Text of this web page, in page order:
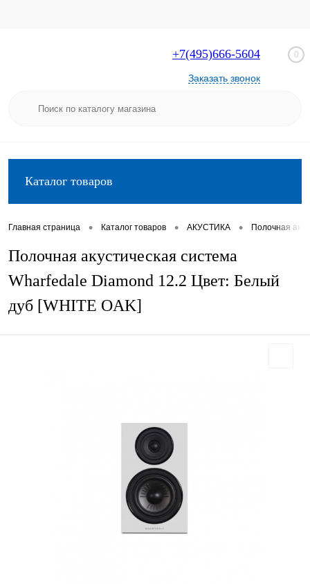
+7(495)666-5604
Заказать звонок
0
Каталог товаров
Главная страница • Каталог товаров • АКУСТИКА • Полочная
Полочная акустическая система
Wharfedale Diamond 12.2 Цвет: Белый
дуб [WHITE OAK]